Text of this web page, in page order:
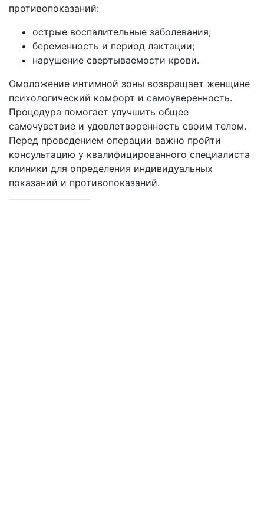
противопоказаний:
острые воспалительные заболевания;
беременность и период лактации;
нарушение свертываемости крови.
Омоложение интимной зоны возвращает женщине
психологический комфорт и самоуверенность.
Процедура помогает улучшить общее
самочувствие и удовлетворенность своим телом.
Перед проведением операции важно пройти
консультацию у квалифицированного специалиста
клиники для определения индивидуальных
показаний и противопоказаний.